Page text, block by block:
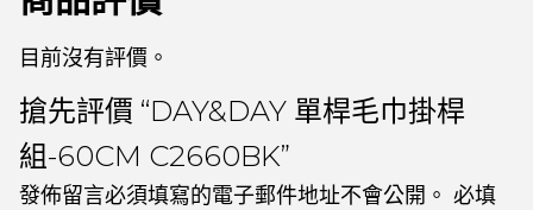
目前沒有評價。
搶先評價 “DAY&DAY 單桿毛巾掛桿
組-60CM C2660BK”
發佈留言必須填寫的電子郵件地址不會公開。 必填